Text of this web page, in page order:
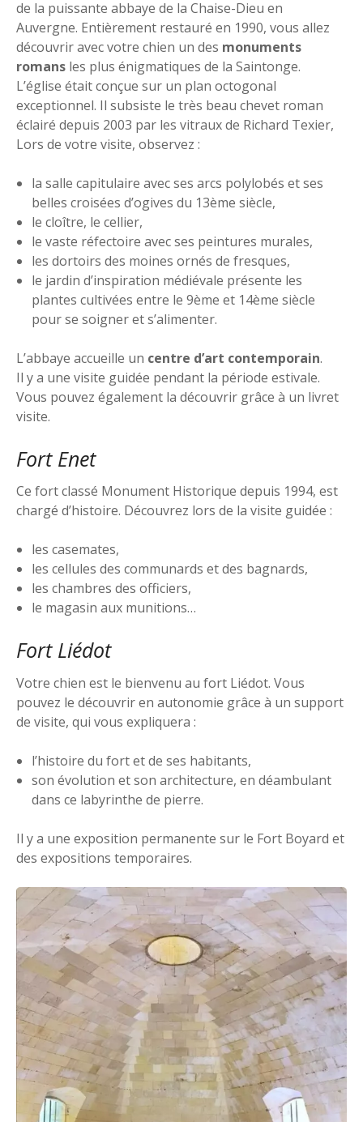
de la puissante abbaye de la Chaise-Dieu en
Auvergne. Entièrement restauré en 1990, vous allez
découvrir avec votre chien un des monuments
romans les plus énigmatiques de la Saintonge.
L’église était conçue sur un plan octogonal
exceptionnel. Il subsiste le très beau chevet roman
éclairé depuis 2003 par les vitraux de Richard Texier,
Lors de votre visite, observez :
la salle capitulaire avec ses arcs polylobés et ses
belles croisées d’ogives du 13ème siècle,
le cloître, le cellier,
le vaste réfectoire avec ses peintures murales,
les dortoirs des moines ornés de fresques,
le jardin d’inspiration médiévale présente les
plantes cultivées entre le 9ème et 14ème siècle
pour se soigner et s’alimenter.
L’abbaye accueille un centre d’art contemporain.
Il y a une visite guidée pendant la période estivale.
Vous pouvez également la découvrir grâce à un livret
visite.
Fort Enet
Ce fort classé Monument Historique depuis 1994, est
chargé d’histoire. Découvrez lors de la visite guidée :
les casemates,
les cellules des communards et des bagnards,
les chambres des officiers,
le magasin aux munitions…
Fort Liédot
Votre chien est le bienvenu au fort Liédot. Vous
pouvez le découvrir en autonomie grâce à un support
de visite, qui vous expliquera :
l’histoire du fort et de ses habitants,
son évolution et son architecture, en déambulant
dans ce labyrinthe de pierre.
Il y a une exposition permanente sur le Fort Boyard et
des expositions temporaires.